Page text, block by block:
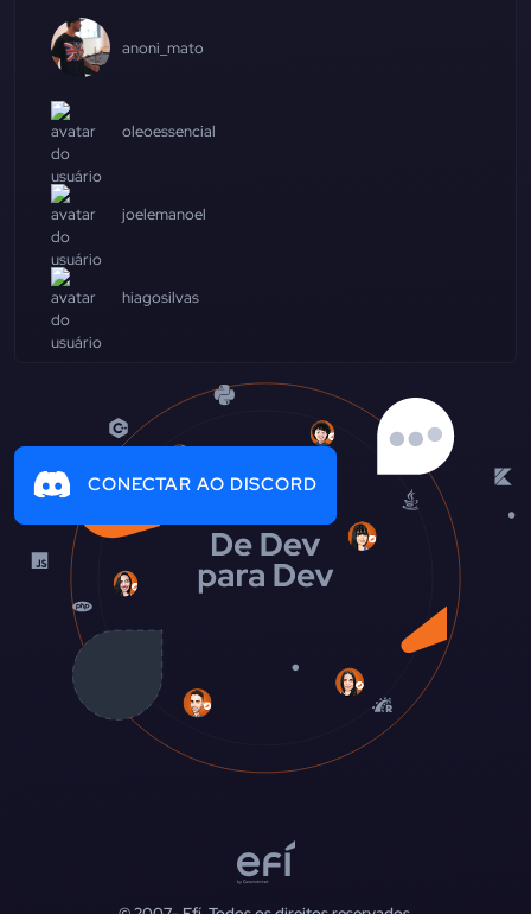
anoni_mato
oleoessencial
joelemanoel
hiagosilvas
CONECTAR AO DISCORD